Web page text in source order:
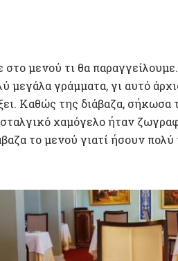
μενού τι θα
μεγάλα γράμματα, γι αυτό
Καθώς της διάβαζα, σήκωσα
χαμόγελο ήταν
το μενού γιατί ήσουν πολύ